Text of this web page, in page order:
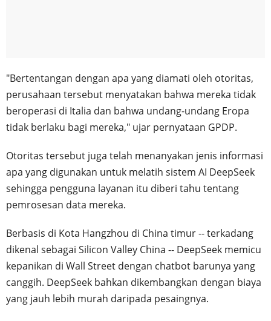
"Bertentangan dengan apa yang diamati oleh otoritas,
perusahaan tersebut menyatakan bahwa mereka tidak
beroperasi di Italia dan bahwa undang-undang Eropa
tidak berlaku bagi mereka," ujar pernyataan GPDP.
Otoritas tersebut juga telah menanyakan jenis informasi
apa yang digunakan untuk melatih sistem AI DeepSeek
sehingga pengguna layanan itu diberi tahu tentang
pemrosesan data mereka.
Berbasis di Kota Hangzhou di China timur -- terkadang
dikenal sebagai Silicon Valley China -- DeepSeek memicu
kepanikan di Wall Street dengan chatbot barunya yang
canggih. DeepSeek bahkan dikembangkan dengan biaya
yang jauh lebih murah daripada pesaingnya.